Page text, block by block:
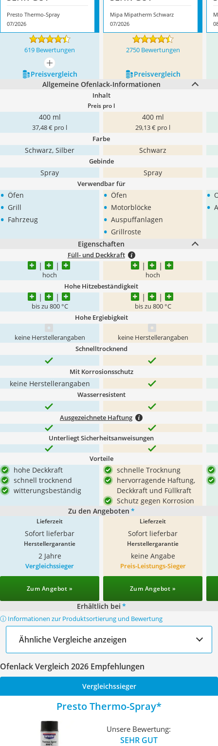
Presto Thermo-Spray
07/2026
Mipa Mipatherm Schwarz
07/2026
619 Bewertungen 2750 Bewertungen
mehr anzeigen
Preis­vergleich
Preis­vergleich
Allgemeine Ofenlack-Informationen
Inhalt
Preis pro l
400 ml
37,48 € pro l
400 ml
29,13 € pro l
Farbe
Schwarz, Silber Schwarz
Gebinde
Spray Spray
Verwendbar für
• Öfen
• Grill
• Fahrzeug
• Öfen
• Motorblöcke
• Auspuffanlagen
• Grillroste
•
•
Eigenschaften
Füll- und Deckkraft
hoch hoch
Hohe Hitzebeständigkeit
bis zu 800 °C bis zu 800 °C
Hohe Ergiebigkeit
keine Herstellerangaben keine Herstellerangaben
Schnelltrocknend
Mit Korrosionsschutz
keine Herstellerangaben
Wasserresistent
Ausgezeichnete Haftung
Unterliegt Sicherheitsanweisungen
Vorteile
hohe Deckkraft
schnell trocknend
witterungsbeständig
schnelle Trocknung
hervorragende Haftung,
Deckkraft und Füllkraft
Schutz gegen Korrosion
Zu den Angeboten *
Lieferzeit
Sofort lieferbar
Lieferzeit
Sofort lieferbar
Herstellergarantie
2 Jahre
Herstellergarantie
keine Angabe
Vergleichssieger
Zum Angebot »
Preis-Leistungs-Sieger
Zum Angebot »
Erhältlich bei *
ⓘ Informationen zur Produktsortierung und Bewertung
Ähnliche Vergleiche anzeigen
Ofenlack Vergleich 2026 Empfehlungen
Vergleichssieger
Presto Thermo-Spray
Unsere Bewertung:
SEHR GUT